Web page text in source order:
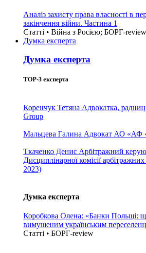
Аналіз захисту права власності в
закінчення війни. Частина 1
Статті • Війна з Росією; БОРГ-review
Думка експерта
Думка експерта
TOP-3 експерта
Коренчук Тетяна Адвокатка,
Group
Мальцева Галина Адвокат АО «АФ
Ткаченко Денис Арбітражний
Дисциплінарної комісії
2023)
Думка експерта
Коробкова Олена: «Банки Польщі:
вимушеним українським
Статті • БОРГ-review